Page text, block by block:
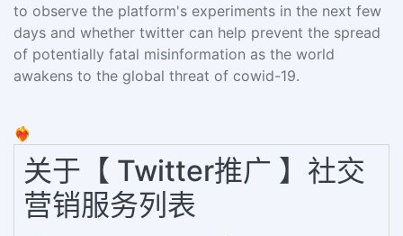
to observe the platform's experiments in the next few
days and whether twitter can help prevent the spread
of potentially fatal misinformation as the world
awakens to the global threat of cowid-19.
❤️‍🔥
关于【 Twitter推广 】社交
营销服务列表